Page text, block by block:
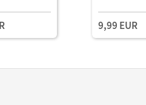
Medien
als E-Book
Medien
9,99 EUR